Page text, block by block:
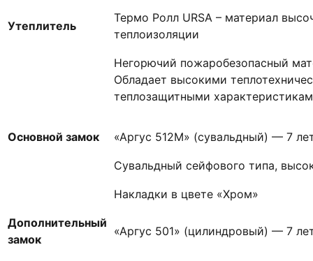
Утеплитель
Термо Ролл URSA – материал
теплоизоляции
Негорючий пожаробезопасный
Обладает высокими
теплозащитными
Основной замок «Аргус 512М» (сувальдный) — 7
Сувальдный сейфового типа,
Накладки в цвете «Хром»
Дополнительный
замок
«Аргус 501» (цилиндровый) — 7